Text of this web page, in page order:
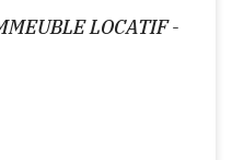
LOCATIF -